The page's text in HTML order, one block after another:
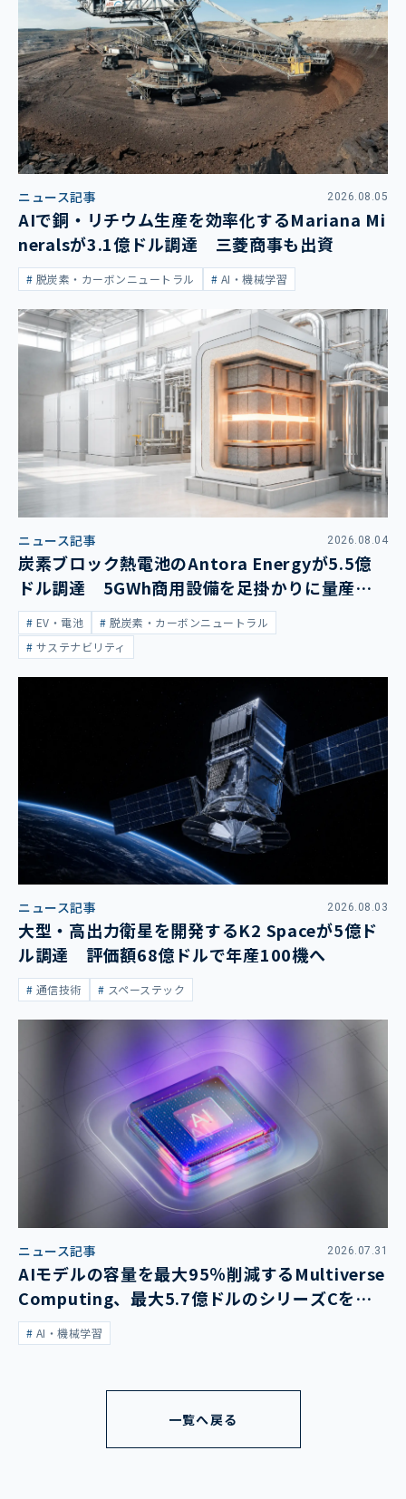
ニュース記事 2026.08.05
AIで銅・リチウム生産を効率化するMariana Mi
neralsが3.1億ドル調達 三菱商事も出資
脱炭素・カーボンニュートラル AI・機械学習
ニュース記事 2026.08.04
炭素ブロック熱電池のAntora Energyが5.5億
ドル調達 5GWh商用設備を足掛かりに量産拡
大EV・電池
脱炭素・カーボンニュートラル
サステナビリティ
ニュース記事 2026.08.03
大型・高出力衛星を開発するK2 Spaceが5億ド
ル調達 評価額68億ドルで年産100機へ
通信技術 スペーステック
ニュース記事 2026.07.31
AIモデルの容量を最大95％削減するMultiverse
Computing、最大5.7億ドルのシリーズCを発
表AI・機械学習
一覧へ戻る